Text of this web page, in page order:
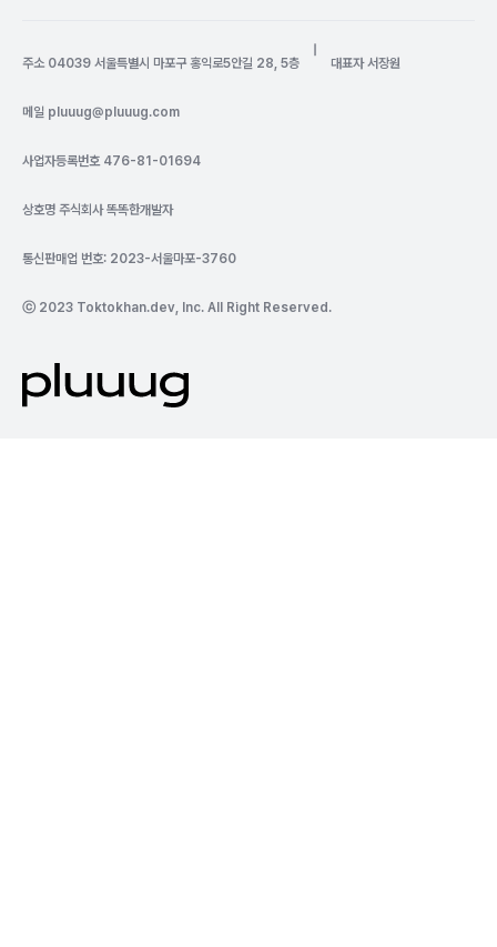
주소 04039 서울특별시 마포구 홍익로5안길 28, 5층
대표자 서장원
메일 pluuug@pluuug.com
사업자등록번호 476-81-01694
상호명 주식회사 똑똑한개발자
통신판매업 번호: 2023-서울마포-3760
ⓒ 2023 Toktokhan.dev, Inc. All Right Reserved.